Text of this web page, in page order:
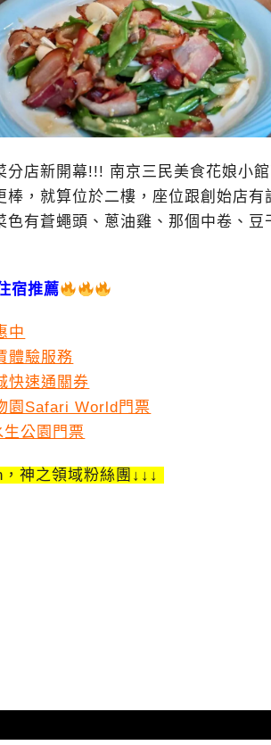
分店新開幕!!! 南京三民美食花娘小
棒，就算位於二樓，座位跟創始店
色有蒼蠅頭、蔥油雞、那個中卷、
宿推薦
中
體驗服務
快速通關券
園Safari World門票
公園門票
神之領域粉絲團↓↓↓